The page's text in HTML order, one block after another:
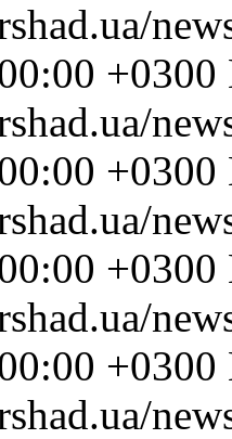
+0300
+0300
+0300
+0300